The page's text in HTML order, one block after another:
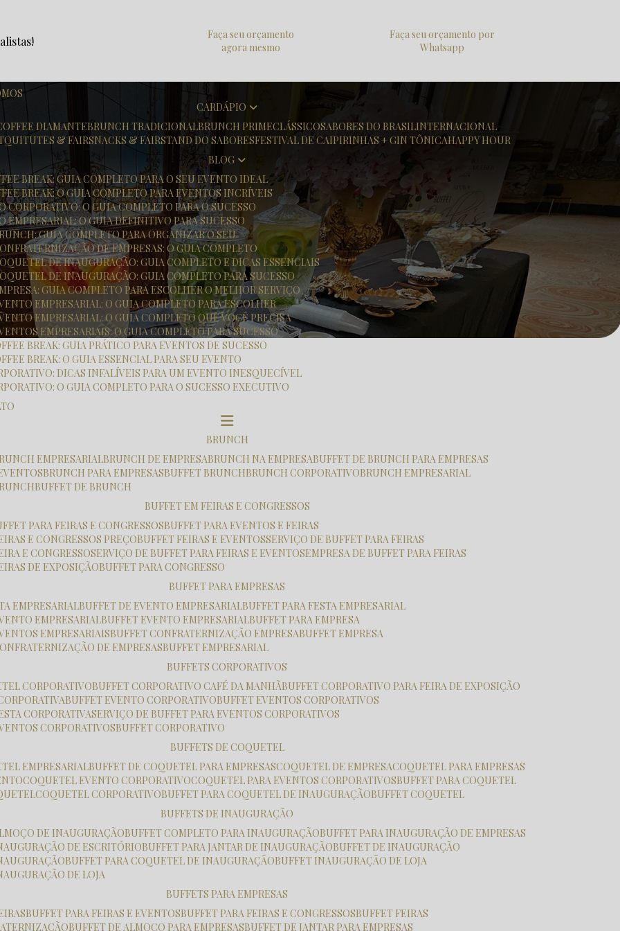
Faça seu orçamento
agora mesmo
Faça seu orçamento por
Whatsapp
CARDÁPIO
COFFEE DIAMANTE BRUNCH TRADICIONAL BRUNCH PRIME CLÁSSICO SABORES DO BRASIL INTERNACIONAL
QUITUTES & FAIR SNACKS & FAIR STAND DO SABORES FESTIVAL DE CAIPIRINHAS + GIN TÔNICA
HAPPY HOUR
BLOG
BREAK: GUIA COMPLETO PARA O SEU EVENTO IDEAL
BREAK: O GUIA COMPLETO PARA EVENTOS INCRÍVEIS
CORPORATIVO: O GUIA COMPLETO PARA O SUCESSO
EMPRESARIAL: O GUIA DEFINITIVO PARA SUCESSO
GUIA COMPLETO PARA ORGANIZAR O SEU
DE EMPRESAS: O GUIA COMPLETO
DE INAUGURAÇÃO: GUIA COMPLETO E DICAS ESSENCIAIS
DE INAUGURAÇÃO: GUIA COMPLETO PARA SUCESSO
GUIA COMPLETO PARA ESCOLHER O MELHOR SERVIÇO
EMPRESARIAL: O GUIA COMPLETO PARA ESCOLHER
EMPRESARIAL: O GUIA COMPLETO QUE VOCÊ PRECISA
EMPRESARIAIS: O GUIA COMPLETO PARA SUCESSO
BREAK: GUIA PRÁTICO PARA EVENTOS DE SUCESSO
BREAK: O GUIA ESSENCIAL PARA SEU EVENTO
DICAS INFALÍVEIS PARA UM EVENTO INESQUECÍVEL
O GUIA COMPLETO PARA O SUCESSO EXECUTIVO
BRUNCH
EMPRESARIAL BRUNCH DE EMPRESA BRUNCH NA EMPRESA BUFFET DE BRUNCH PARA EMPRESAS
BRUNCH PARA EMPRESAS BUFFET BRUNCH BRUNCH CORPORATIVO BRUNCH EMPRESARIAL
BUFFET DE BRUNCH
BUFFET EM FEIRAS E CONGRESSOS
PARA FEIRAS E CONGRESSOS BUFFET PARA EVENTOS E FEIRAS
E CONGRESSOS PREÇO BUFFET FEIRAS E EVENTOS SERVIÇO DE BUFFET PARA FEIRAS
E CONGRESSO SERVIÇO DE BUFFET PARA FEIRAS E EVENTOS EMPRESA DE BUFFET PARA FEIRAS
DE EXPOSIÇÃO BUFFET PARA CONGRESSO
BUFFET PARA EMPRESAS
EMPRESARIAL BUFFET DE EVENTO EMPRESARIAL BUFFET PARA FESTA EMPRESARIAL
EMPRESARIAL BUFFET EVENTO EMPRESARIAL BUFFET PARA EMPRESA
EMPRESARIAIS BUFFET CONFRATERNIZAÇÃO EMPRESA BUFFET EMPRESA
DE EMPRESAS BUFFET EMPRESARIAL
BUFFETS CORPORATIVOS
CORPORATIVO BUFFET CORPORATIVO CAFÉ DA MANHÃ BUFFET CORPORATIVO PARA FEIRA DE EXPOSIÇÃO
BUFFET EVENTO CORPORATIVO BUFFET EVENTOS CORPORATIVOS
CORPORATIVA SERVIÇO DE BUFFET PARA EVENTOS CORPORATIVOS
CORPORATIVOS BUFFET CORPORATIVO
BUFFETS DE COQUETEL
EMPRESARIAL BUFFET DE COQUETEL PARA EMPRESAS COQUETEL DE EMPRESA COQUETEL PARA EMPRESAS
COQUETEL EVENTO CORPORATIVO COQUETEL PARA EVENTOS CORPORATIVOS BUFFET PARA COQUETEL
COQUETEL CORPORATIVO BUFFET PARA COQUETEL DE INAUGURAÇÃO BUFFET COQUETEL
BUFFETS DE INAUGURAÇÃO
DE INAUGURAÇÃO BUFFET COMPLETO PARA INAUGURAÇÃO BUFFET PARA INAUGURAÇÃO DE EMPRESAS
DE ESCRITÓRIO BUFFET PARA JANTAR DE INAUGURAÇÃO BUFFET DE INAUGURAÇÃO
BUFFET PARA COQUETEL DE INAUGURAÇÃO BUFFET INAUGURAÇÃO DE LOJA
DE LOJA
BUFFETS PARA EMPRESAS
BUFFET PARA FEIRAS E EVENTOS BUFFET PARA FEIRAS E CONGRESSOS BUFFET FEIRAS
BUFFET DE ALMOÇO PARA EMPRESAS BUFFET DE JANTAR PARA EMPRESAS